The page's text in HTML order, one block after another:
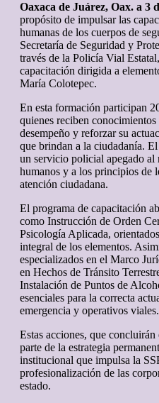
Oaxaca de Juárez, Oax. a 3
propósito de impulsar las
humanas de los cuerpos de
Secretaría de Seguridad y
través de la Policía Vial
capacitación dirigida a
María Colotepec.
En esta formación participan
quienes reciben
desempeño y reforzar su
que brindan a la ciudadanía.
un servicio policial apegado al
humanos y a los principios de
atención ciudadana.
El programa de capacitación
como Instrucción de Orden
Psicología Aplicada,
integral de los elementos.
especializados en el Marco
en Hechos de Tránsito
Instalación de Puntos de
esenciales para la correcta
emergencia y operativos viales.
Estas acciones, que
parte de la estrategia
institucional que impulsa la
profesionalización de las
estado.